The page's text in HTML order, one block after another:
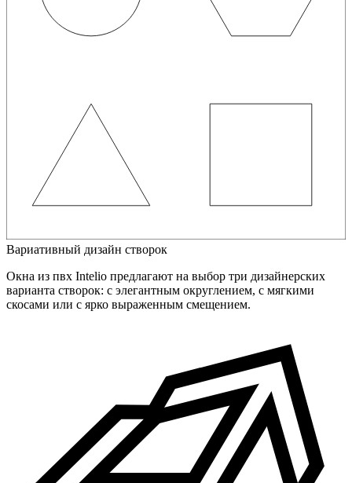
Вариативный дизайн створок
Окна из пвх Intelio предлагают на выбор три дизайнерских
варианта створок: с элегантным округлением, с мягкими
скосами или с ярко выраженным смещением.